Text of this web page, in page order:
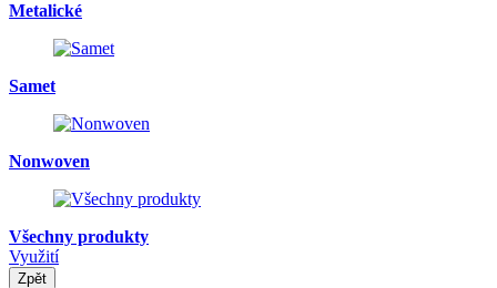
Metalické
Samet
Nonwoven
Všechny produkty
Využití
Zpět